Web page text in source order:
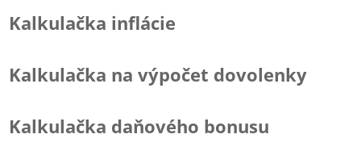
Kalkulačka inflácie
Kalkulačka na výpočet dovolenky
Kalkulačka daňového bonusu